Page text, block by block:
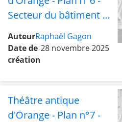
Secteur du bâtiment de
scène avec la cavea et
la rue sud
AuteurRaphaël Gagon
Date de
création
28 novembre 2025
Théâtre antique
d'Orange - Plan n°7 -